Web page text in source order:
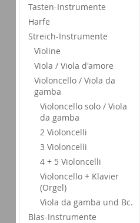
Tasten-Instrumente
Harfe
Streich-Instrumente
Violine
Viola / Viola d'amore
Violoncello / Viola da
gamba
Violoncello solo / Viola
da gamba
2 Violoncelli
3 Violoncelli
4 + 5 Violoncelli
Violoncello + Klavier
(Orgel)
Viola da gamba und Bc.
Blas-Instrumente